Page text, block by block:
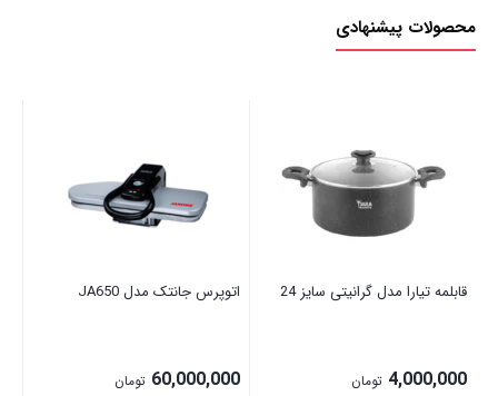
محصولات پیشنهادی
قابلمه تیارا مدل گرانیتی سایز 24
4,000,000 تومان
اتوپرس جانتک مدل JA650
60,000,000 تومان